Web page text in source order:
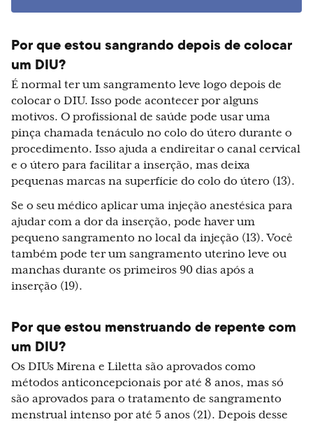
Por que estou sangrando depois de colocar
um DIU?
É normal ter um sangramento leve logo depois de
colocar o DIU. Isso pode acontecer por alguns
motivos. O profissional de saúde pode usar uma
pinça chamada tenáculo no colo do útero durante o
procedimento. Isso ajuda a endireitar o canal cervical
e o útero para facilitar a inserção, mas deixa
pequenas marcas na superfície do colo do útero (13).
Se o seu médico aplicar uma injeção anestésica para
ajudar com a dor da inserção, pode haver um
pequeno sangramento no local da injeção (13). Você
também pode ter um sangramento uterino leve ou
manchas durante os primeiros 90 dias após a
inserção (19).
Por que estou menstruando de repente com
um DIU?
Os DIUs Mirena e Liletta são aprovados como
métodos anticoncepcionais por até 8 anos, mas só
são aprovados para o tratamento de sangramento
menstrual intenso por até 5 anos (21). Depois desse